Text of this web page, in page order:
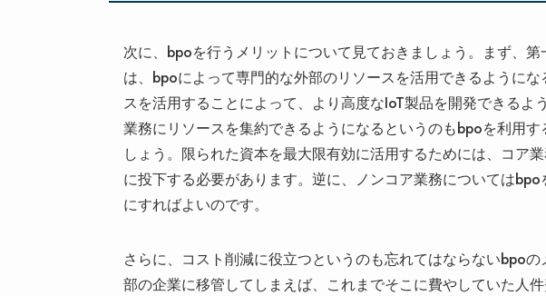
次に、bpoを行うメリットについて見ておきましょう。まず、
は、bpoによって専門的な外部のリソースを活用できるように
スを活用することによって、より高度なIoT製品を開発できるよ
業務にリソースを集約できるようになるというのもbpoを利用
しょう。限られた資本を最大限有効に活用するためには、コア
に投下する必要があります。逆に、ノンコア業務については
にすればよいのです。
さらに、コスト削減に役立つというのも忘れてはならないbpo
部の企業に移管してしまえば、これまでそこに費やしていた人